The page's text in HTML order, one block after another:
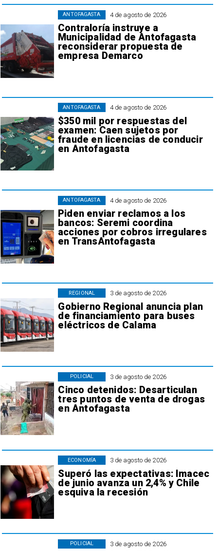
4 de agosto de 2026
Contraloría instruye a
Municipalidad de Antofagasta
reconsiderar propuesta de
empresa Demarco
ANTOFAGASTA
4 de agosto de 2026
$350 mil por respuestas del
examen: Caen sujetos por
fraude en licencias de conducir
en Antofagasta
ANTOFAGASTA
4 de agosto de 2026
Piden enviar reclamos a los
bancos: Seremi coordina
acciones por cobros irregulares
en TransAntofagasta
ANTOFAGASTA
3 de agosto de 2026
Gobierno Regional anuncia plan
de financiamiento para buses
eléctricos de Calama
REGIONAL
3 de agosto de 2026
Cinco detenidos: Desarticulan
tres puntos de venta de drogas
en Antofagasta
POLICIAL
3 de agosto de 2026
Superó las expectativas: Imacec
de junio avanza un 2,4% y Chile
esquiva la recesión
ECONOMÍA
3 de agosto de 2026
POLICIAL